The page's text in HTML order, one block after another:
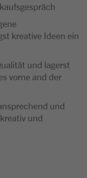
kreative Ideen ein
und lagerst
vorne and der
und
und